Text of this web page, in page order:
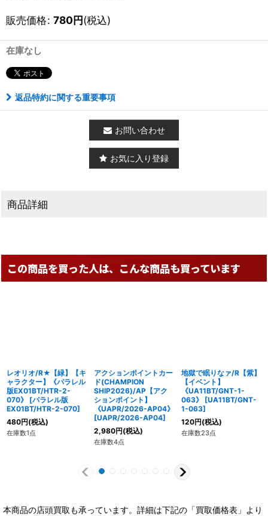
販売価格: 780円(税込)
在庫なし
返品特約に関する重要事項
お問い合わせ
お気に入り登録
商品詳細
この商品を買った人は、こんな商品も買っています
レオリオ/R★【緑】【キ
ャラクター】《パラレル
版EX01BT/HTR-2-
070》
[パラレル版
EX01BT/HTR-2-070]
480円(税込)
在庫数1点
アクションポイントカー
ド(CHAMPION
SHIP2026)/AP【アク
ションポイント】
《UAPR/2026-AP04》
[UAPR/2026-AP04]
2,980円(税込)
在庫数4点
地獄で眠りなァ/R【紫】
【イベント】
《UA11BT/GNT-1-
063》
[UA11BT/GNT-
1-063]
120円(税込)
在庫数23点
本商品の店頭買取も承っています。詳細は下記の「買取価格表」より